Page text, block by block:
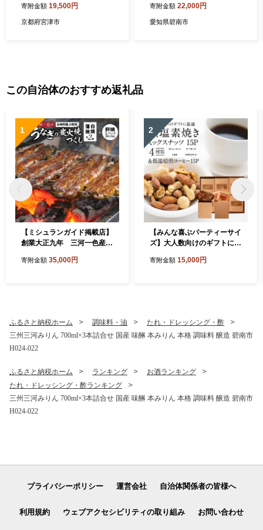
酢[№5716-0772]
寄附金額 19,500円
京都府宮津市
調味料 醸造 碧南市 H024-02
1
寄附金額 22,000円
愛知県碧南市
この自治体のおすすめ返礼品
1
【ミシュランガイド掲載店】
創業大正九年 三河一色産鰻
白焼1尾、肝焼２ｐ） 日本料
ピート H007-103
寄附金額 35,000円
2
【みんな喜ぶパーティーサイ
ズ】大人数向けのギフトに最
ナッツ15P＆こだわりの低温
リップコーヒー H059-125
寄附金額 15,000円
ふるさと納税ホーム 調味料・油
たれ・ドレッシング・酢
三州三河みりん 700ml×3本詰合せ 国産 味醂 本みりん 本格 調味料 醸造 碧南市
H024-022
ふるさと納税ホーム ランキング
お酒ランキング
たれ・ドレッシング・酢ランキング
三州三河みりん 700ml×3本詰合せ 国産 味醂 本みりん 本格 調味料 醸造 碧南市
H024-022
プライバシーポリシー 運営会社 自治体関係者の皆様へ
利用規約 ウェブアクセシビリティの取り組み お問い合わせ